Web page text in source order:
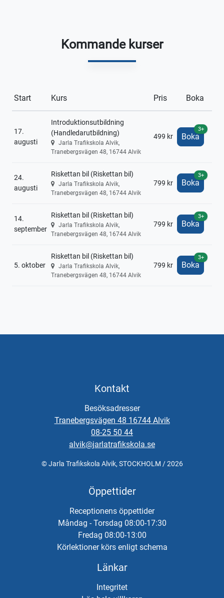
Kommande kurser
Start Kurs Pris Boka
17.
augusti
Introduktionsutbildning
(Handledarutbildning)
Jarla Trafikskola Alvik,
Tranebergsvägen 48, 16744 Alvik
499 kr Boka
3+
24.
augusti
Riskettan bil (Riskettan bil)
Jarla Trafikskola Alvik,
Tranebergsvägen 48, 16744 Alvik
799 kr Boka
3+
14.
september
Riskettan bil (Riskettan bil)
Jarla Trafikskola Alvik,
Tranebergsvägen 48, 16744 Alvik
799 kr Boka
3+
5. oktober
Riskettan bil (Riskettan bil)
Jarla Trafikskola Alvik,
Tranebergsvägen 48, 16744 Alvik
799 kr Boka
3+
Kontakt
Besöksadresser
Tranebergsvägen 48 16744 Alvik
08-25 50 44
alvik@jarlatrafikskola.se
© Jarla Trafikskola Alvik, STOCKHOLM / 2026
Öppettider
Receptionens öppettider
Måndag - Torsdag 08:00-17:30
Fredag 08:00-13:00
Körlektioner körs enligt schema
Länkar
Integritet